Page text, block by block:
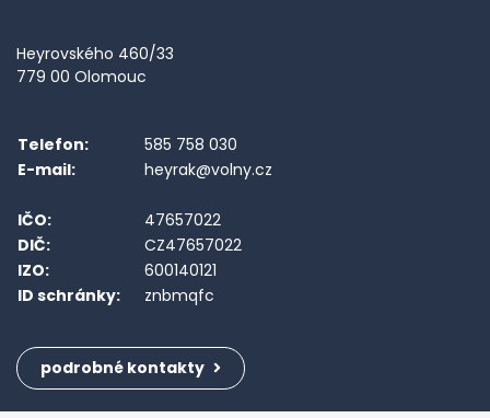
Heyrovského 460/33
779 00 Olomouc
Telefon:
585 758 030
E-mail:
heyrak@volny.cz
IČO:
47657022
DIČ:
CZ47657022
IZO:
600140121
ID schránky:
znbmqfc
podrobné kontakty